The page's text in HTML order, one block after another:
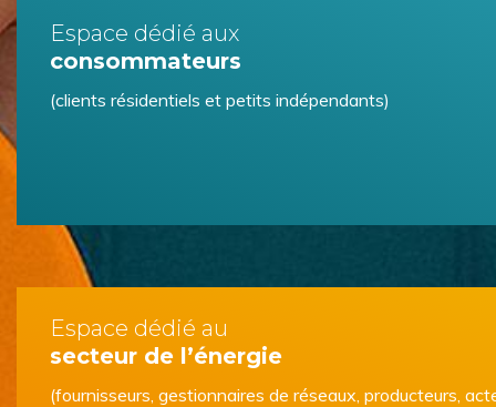
Espace dédié aux
consommateurs
(clients résidentiels et petits indépendants)
Espace dédié au
secteur de l’énergie
(fournisseurs, gestionnaires de réseaux, producteurs,